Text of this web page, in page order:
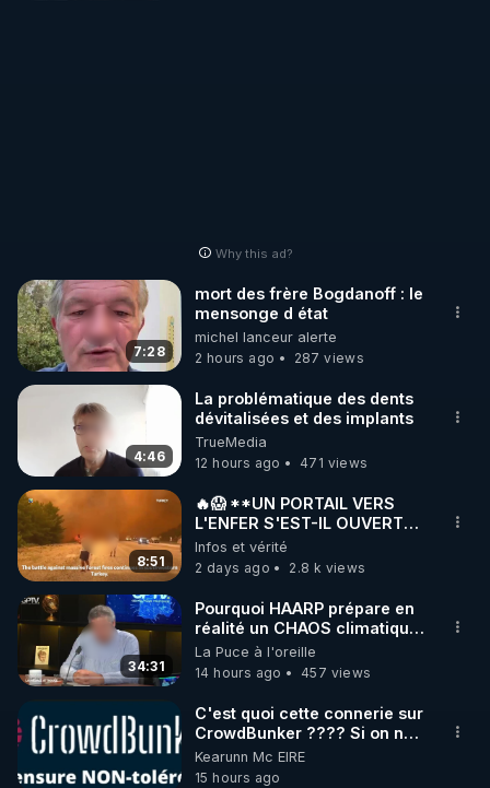
🌱 INSTAGRAM
https://www.instagram.com/rdlr_thierrycasasnovas/
http://rgnr.li/instagram
🌱 LA NEWSLETTER
Pour ne pas rater l’actualité RGNR (stages,
http://rgnr.li/news
🌱 VIDÉOS NON CENSURÉES SUR ODYSEE
Toutes les vidéos Youtube sont aussi sur la
http://rgnr.li/odysee
🌱 LES STAGES EN PRÉSENTIEL
http://rgnr.li/stages
Why this ad?
7:28
mort des frère Bogdanoff : le
mensonge d état
michel lanceur alerte
2 hours ago
287 views
4:46
La problématique des dents
dévitalisées et des implants
TrueMedia
12 hours ago
471 views
8:51
🔥😱 **UN PORTAIL VERS
L'ENFER S'EST-IL OUVERT
EN TURQUIE ?!🌍🔥
Infos et vérité
2 days ago
2.8 k views
34:31
Pourquoi HAARP prépare en
réalité un CHAOS climatique,
on répond
La Puce à l'oreille
14 hours ago
457 views
C'est quoi cette connerie sur
CrowdBunker ???? Si on ne
peut plus publier, c'est un
peu de la censure. Ne payez
Kearunn Mc EIRE
15 hours ago